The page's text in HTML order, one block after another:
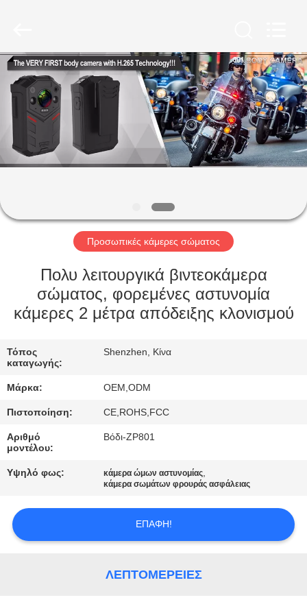
ΣΠΊΤΙ
ΠΡΟΪΌΝΤΑ
ΒΊΝΤΕΟ
ΕΚΠΟΜΠΉ
VR
ΣΧΕΤΙΚΆ
ΕΜΆΣ
ΕΠΙΣΚΈΨΕΙΣ
ΣΤΟ
ΈΛΕΓΧΟΣ
ΠΟΙΌΤΗΤΑΣ
ΕΠΙΚΟΙΝΩΝΉΣΤΕ
ΜΑΖΊ
Reserved.
Προσωπικές κάμερες σώματος
Πολυ λειτουργικά βιντεοκάμερα
σώματος, φορεμένες αστυνομία
κάμερες 2 μέτρα απόδειξης κλονισμού
Τόπος
καταγωγής:
Shenzhen, Κίνα
Μάρκα: OEM,ODM
Πιστοποίηση: CE,ROHS,FCC
Αριθμό
μοντέλου:
Βόδι-ZP801
Υψηλό φως: κάμερα ώμων αστυνομίας,
κάμερα σωμάτων φρουράς ασφάλειας
ΕΠΑΦΉ!
ΛΕΠΤΟΜΈΡΕΙΕΣ